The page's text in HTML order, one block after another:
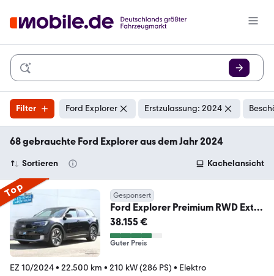
Filter Ford Explorer Erstzulassung: 2024
68 gebrauchte Ford Explorer aus dem Jahr 2024
Sortieren Kachelansicht
Top Gesponsert
Ford Explorer Preimium RWD Ext.
Range Wärmepume
38.155 €
Guter Preis
EZ 10/2024• 22.500 km • 210 kW (286 PS) • Elektro